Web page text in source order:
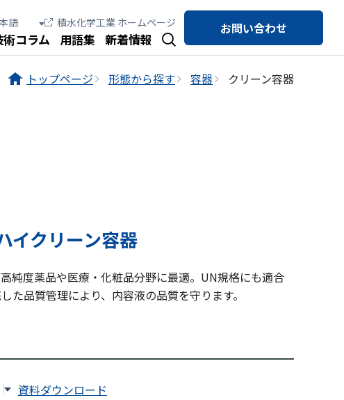
積水化学工業 ホームページ
術コラム 用語集 新着情報
お問い合わせ
トップページ 形態から探す 容器 クリーン容器
イクリーン容器
純度薬品や医療・化粧品分野に最適。UN規格にも適合
た品質管理により、内容液の品質を守ります。
資料ダウンロード